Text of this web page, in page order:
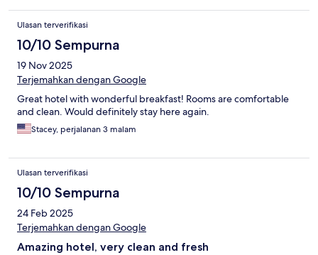
Ulasan terverifikasi
10/10 Sempurna
19 Nov 2025
Terjemahkan dengan Google
Great hotel with wonderful breakfast! Rooms are comfortable
and clean. Would definitely stay here again.
Stacey, perjalanan 3 malam
Ulasan terverifikasi
10/10 Sempurna
24 Feb 2025
Terjemahkan dengan Google
Amazing hotel, very clean and fresh